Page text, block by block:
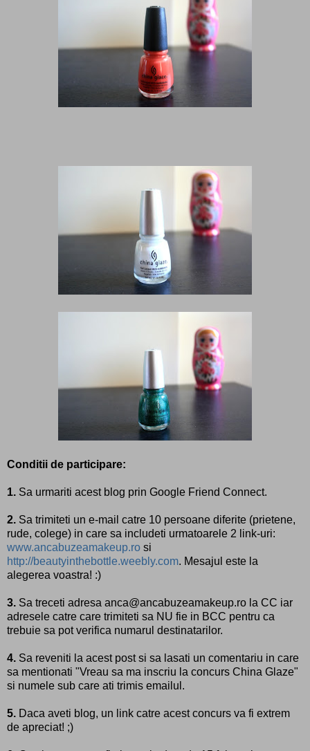
Conditii de participare:
1. Sa urmariti acest blog prin Google Friend Connect.
2. Sa trimiteti un e-mail catre 10 persoane diferite (prietene,
rude, colege) in care sa includeti urmatoarele 2 link-uri:
www.ancabuzeamakeup.ro si
http://beautyinthebottle.weebly.com. Mesajul este la
alegerea voastra! :)
3. Sa treceti adresa anca@ancabuzeamakeup.ro la CC iar
adresele catre care trimiteti sa NU fie in BCC pentru ca
trebuie sa pot verifica numarul destinatarilor.
4. Sa reveniti la acest post si sa lasati un comentariu in care
sa mentionati "Vreau sa ma inscriu la concurs China Glaze"
si numele sub care ati trimis emailul.
5. Daca aveti blog, un link catre acest concurs va fi extrem
de apreciat! ;)